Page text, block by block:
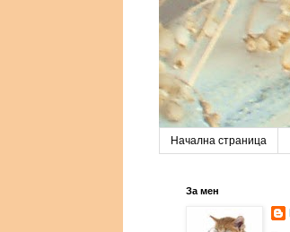
Начална страница
За мен